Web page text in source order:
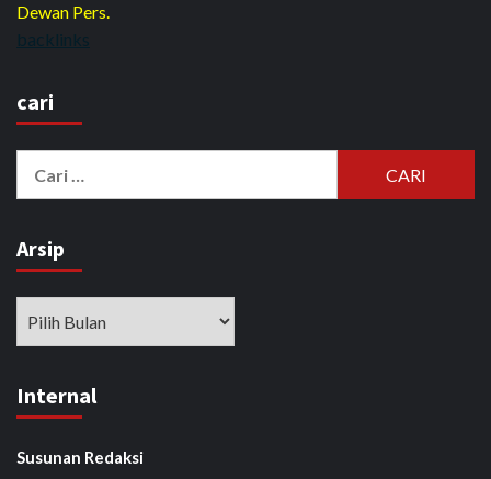
Dewan Pers.
backlinks
cari
Arsip
Internal
Susunan Redaksi